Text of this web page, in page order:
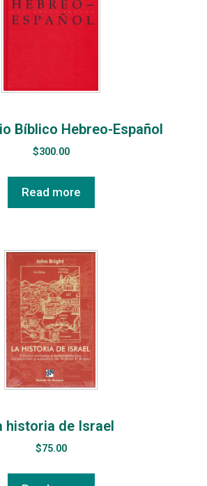
Bíblico Hebreo-Español
$300.00
Read more
historia de Israel
$75.00